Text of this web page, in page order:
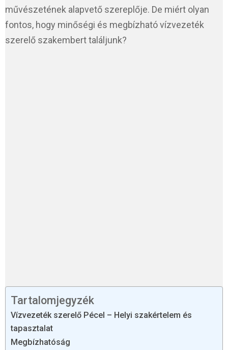
művészetének alapvető szereplője. De miért olyan
fontos, hogy minőségi és megbízható vízvezeték
szerelő szakembert találjunk?
Tartalomjegyzék
Vízvezeték szerelő Pécel – Helyi szakértelem és
tapasztalat
Megbízhatóság